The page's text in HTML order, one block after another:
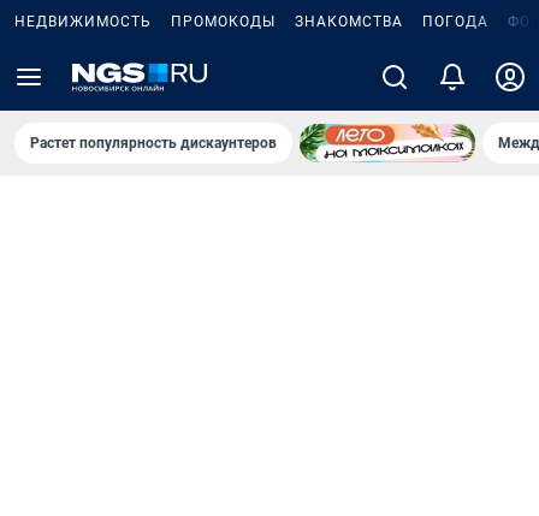
НЕДВИЖИМОСТЬ ПРОМОКОДЫ ЗНАКОМСТВА ПОГОДА
Растет популярность дискаунтеров